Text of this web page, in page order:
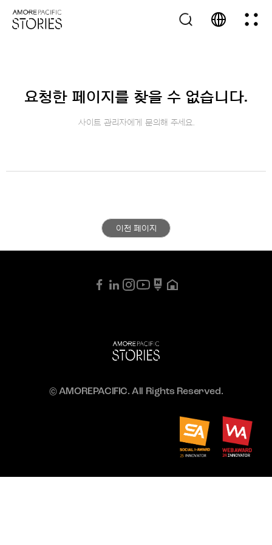
요청한 페이지를 찾을 수 없습니다.
사이트 관리자에게 문의해 주세요.
이전 페이지
© AMOREPACIFIC. All Rights Reserved.